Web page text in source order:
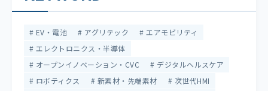
EV・電池 アグリテック
エアモビリティ
エレクトロニクス・半導体
オープンイノベーション・CVC
デジタルヘルスケア
ロボティクス
新素材・先端素材
次世代HMI